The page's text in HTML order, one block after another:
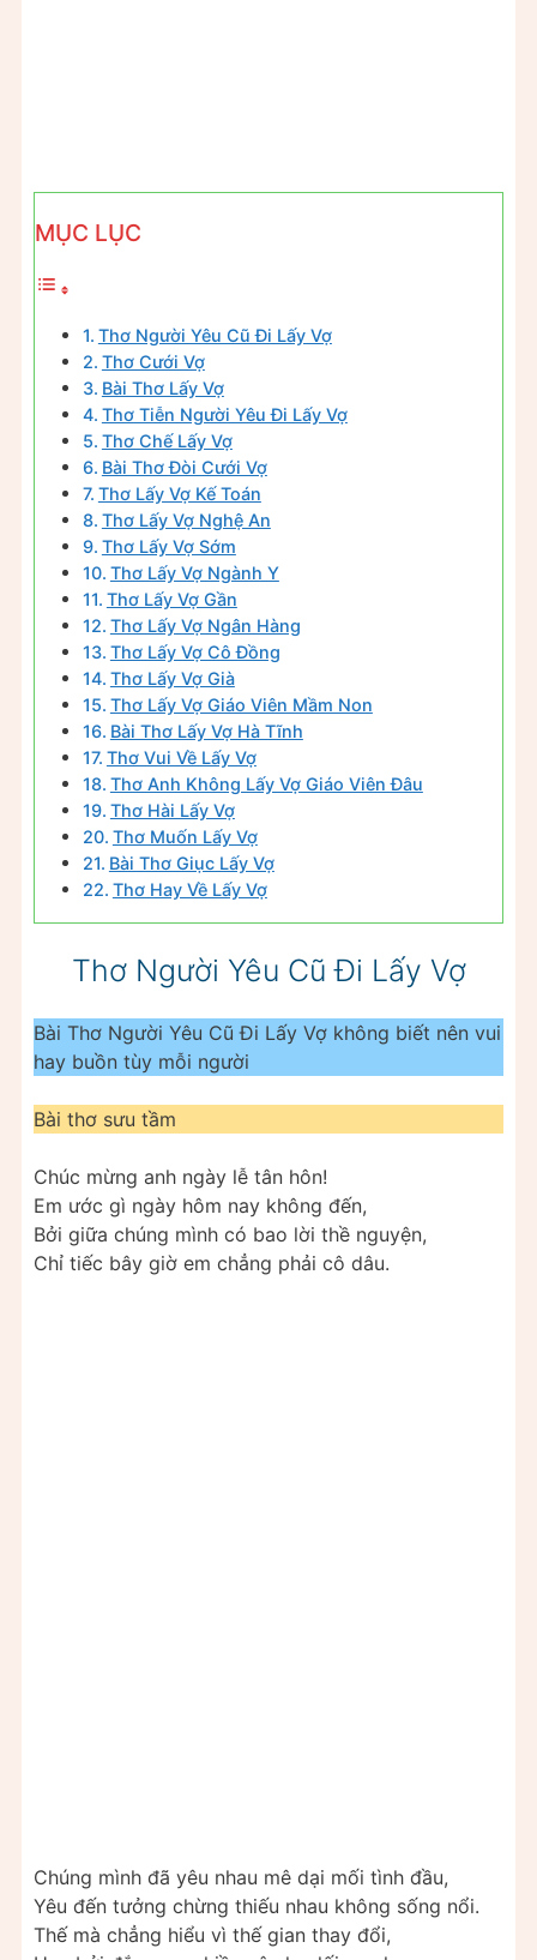
MỤC LỤC
Thơ Người Yêu Cũ Đi Lấy Vợ
Thơ Cưới Vợ
Bài Thơ Lấy Vợ
Thơ Tiễn Người Yêu Đi Lấy Vợ
Thơ Chế Lấy Vợ
Bài Thơ Đòi Cưới Vợ
Thơ Lấy Vợ Kế Toán
Thơ Lấy Vợ Nghệ An
Thơ Lấy Vợ Sớm
Thơ Lấy Vợ Ngành Y
Thơ Lấy Vợ Gần
Thơ Lấy Vợ Ngân Hàng
Thơ Lấy Vợ Cô Đồng
Thơ Lấy Vợ Già
Thơ Lấy Vợ Giáo Viên Mầm Non
Bài Thơ Lấy Vợ Hà Tĩnh
Thơ Vui Về Lấy Vợ
Thơ Anh Không Lấy Vợ Giáo Viên Đâu
Thơ Hài Lấy Vợ
Thơ Muốn Lấy Vợ
Bài Thơ Giục Lấy Vợ
Thơ Hay Về Lấy Vợ
Thơ Người Yêu Cũ Đi Lấy Vợ
Bài Thơ Người Yêu Cũ Đi Lấy Vợ không biết nên vui
hay buồn tùy mỗi người
Bài thơ sưu tầm
Chúc mừng anh ngày lễ tân hôn!
Em ước gì ngày hôm nay không đến,
Bởi giữa chúng mình có bao lời thề nguyện,
Chỉ tiếc bây giờ em chẳng phải cô dâu.
Chúng mình đã yêu nhau mê dại mối tình đầu,
Yêu đến tưởng chừng thiếu nhau không sống nổi.
Thế mà chẳng hiểu vì thế gian thay đổi,